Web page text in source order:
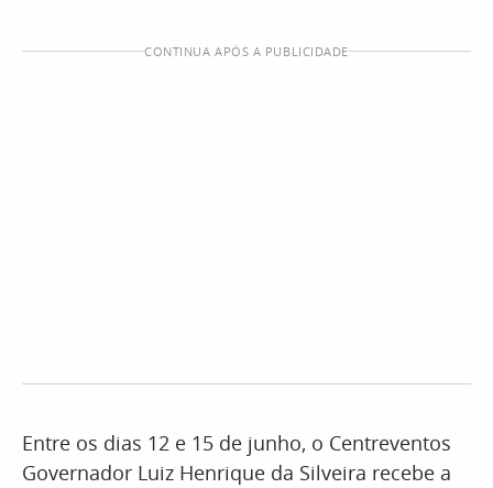
CONTINUA APÓS A PUBLICIDADE
Entre os dias 12 e 15 de junho, o Centreventos
Governador Luiz Henrique da Silveira recebe a